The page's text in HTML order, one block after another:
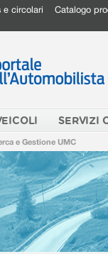
e circolari Catalogo
SERVIZI
e Gestione UMC